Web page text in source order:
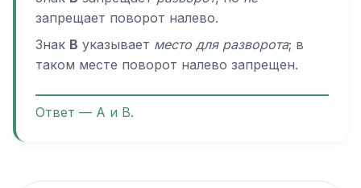
запрещает поворот налево.
Знак В указывает место для разворота; в
таком месте поворот налево запрещен.
Ответ — А и В.